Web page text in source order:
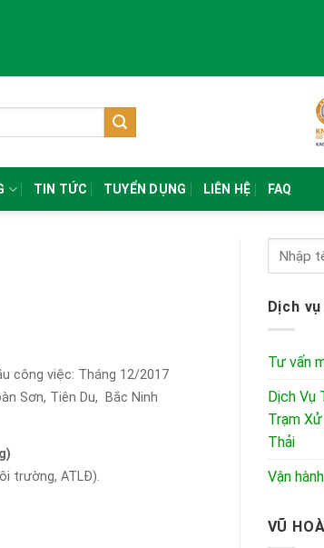
TIN TỨC TUYỂN DỤNG LIÊN HỆ FAQ
công việc: Tháng 12/2017
Sơn, Tiên Du, Bắc Ninh
trường, ATLĐ).
Dịch
Tư vấn
Dịch Vụ
Trạm
Thải
Vận
VŨ